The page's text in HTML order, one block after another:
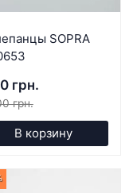
SOPRA
грн.
грн.
В корзину